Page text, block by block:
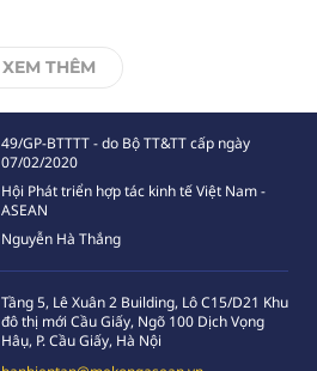
XEM THÊM
49/GP-BTTTT - do Bộ TT&TT cấp ngày
07/02/2020
Hội Phát triển hợp tác kinh tế Việt Nam -
ASEAN
Nguyễn Hà Thắng
Tầng 5, Lê Xuân 2 Building, Lô C15/D21 Khu
đô thị mới Cầu Giấy, Ngõ 100 Dịch Vọng
Hâụ, P. Cầu Giấy, Hà Nội